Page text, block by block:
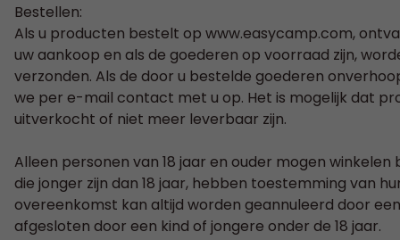
Bestellen:
Als u producten bestelt op www.easycamp.com,
uw aankoop en als de goederen op voorraad zijn,
verzonden. Als de door u bestelde goederen
we per e-mail contact met u op. Het is mogelijk dat
uitverkocht of niet meer leverbaar zijn.
Alleen personen van 18 jaar en ouder mogen
die jonger zijn dan 18 jaar, hebben toestemming van
overeenkomst kan altijd worden geannuleerd door
afgesloten door een kind of jongere onder de 18 jaar.